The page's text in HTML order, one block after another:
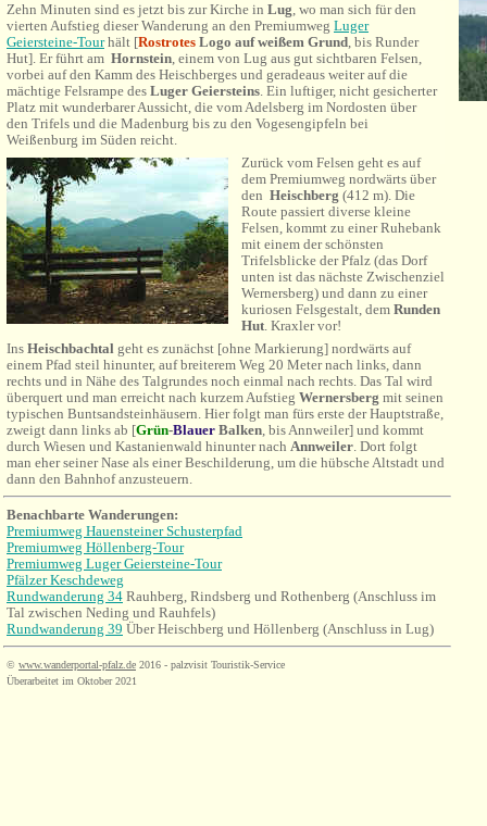
Zehn Minuten sind es jetzt bis zur Kirche in Lug, wo man sich für den
vierten Aufstieg dieser Wanderung an den Premiumweg Luger
Geiersteine-Tourhält [Rostrotes Logo auf weißem Grund, bis Runder
Hut]. Er führt am Hornstein, einem von Lug aus gut sichtbaren Felsen,
vorbei auf den Kamm des Heischberges und geradeaus weiter auf die
mächtige Felsrampe des Luger Geiersteins. Ein luftiger, nicht gesicherter
Platz mit wunderbarer Aussicht, die vom Adelsberg im Nordosten über
den Trifels und die Madenburg bis zu den Vogesengipfeln bei
Weißenburg im Süden reicht.
Zurück vom Felsen geht es auf
dem Premiumweg nordwärts über
den Heischberg (412 m). Die
Route passiert diverse kleine
Felsen, kommt zu einer Ruhebank
mit einem der schönsten
Trifelsblicke der Pfalz (das Dorf
unten ist das nächste Zwischenziel
Wernersberg) und dann zu einer
kuriosen Felsgestalt, dem Runden
Hut. Kraxler vor!
Ins Heischbachtal geht es zunächst [ohne Markierung] nordwärts auf
einem Pfad steil hinunter, auf breiterem Weg 20 Meter nach links, dann
rechts und in Nähe des Talgrundes noch einmal nach rechts. Das Tal wird
überquert und man erreicht nach kurzem Aufstieg Wernersberg mit seinen
typischen Buntsandsteinhäusern. Hier folgt man fürs erste der Hauptstraße,
zweigt dann links ab [Grün-Blauer Balken, bisAnnweiler] und kommt
durch Wiesen und Kastanienwald hinunter nach Annweiler. Dort folgt
man eher seiner Nase als einer Beschilderung, um die hübsche Altstadt und
dann den Bahnhof anzusteuern.
Benachbarte Wanderungen:
Premiumweg Hauensteiner Schusterpfad
Premiumweg Höllenberg-Tour
Premiumweg Luger Geiersteine-Tour
Pfälzer Keschdeweg
Rundwanderung 34 Rauhberg, Rindsberg und Rothenberg (Anschluss im
Tal zwischen Neding und Rauhfels)
Rundwanderung 39 Über Heischberg und Höllenberg (Anschluss in Lug)
© www.wanderportal-pfalz.de 2016 - palzvisit Touristik-Service
Überarbeitet im Oktober 2021